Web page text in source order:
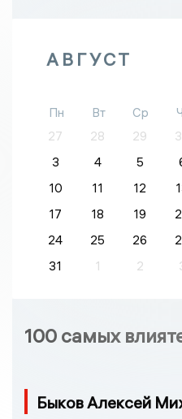
АВГУСТ
Пн Вт Ср
27
28 29
3
4 5
10
11 12
17
18 19
24
25 26
31
1 2
100 самых
Быков Алексей